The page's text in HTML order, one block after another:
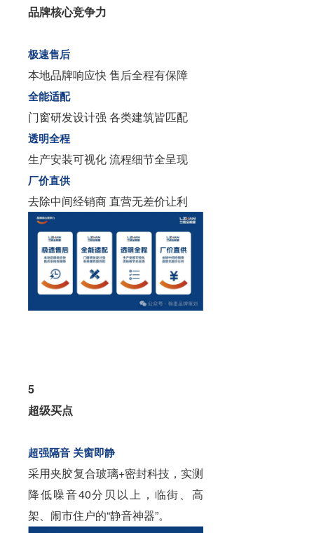
品牌核心竞争力
极速售后
本地品牌响应快 售后全程有保障
全能适配
门窗研发设计强 各类建筑皆匹配
透明全程
生产安装可视化 流程细节全呈现
厂价直供
去除中间经销商 直营无差价让利
5
超级买点
超强隔音 关窗即静
采用夹胶复合玻璃+密封科技，实测
降低噪音40分贝以上，临街、高
架、闹市住户的“静音神器”。